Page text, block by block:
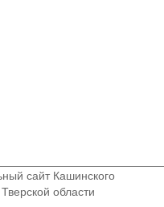
сайт Кашинского
области